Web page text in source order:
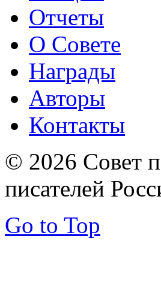
Отчеты
О Совете
Награды
Авторы
Контакты
© 2026 Совет
писателей
Go to Top